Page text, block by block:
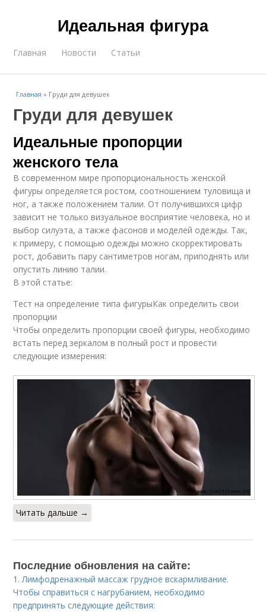
Идеальная фигура
Главная Новости Статьи
Главная » Груди для девушек
Груди для девушек
Идеальные пропорции
женского тела
В современном мире пропорциональность женской
фигуры определяется ростом, соотношением туловища и
ног, а также положением талии. От получившихся цифр
зависит не только визуальное восприятие человека, но и
выбор силуэта, а также фасонов и моделей одежды. Так,
к примеру, с помощью одежды можно скорректировать
рост, добавить пару сантиметров ногам, приподнять или
опустить линию талии.
В этой статье:
Тест на определение типа фигурыКак определить свои
пропорции
Чтобы определить пропорции своей фигуры, необходимо
встать перед зеркалом в полный рост и провести
следующие измерения:
Читать дальше →
Последние обновления на сайте:
1.Лимфодренажный массаж грудное вскармливание.
Чтобы справиться с нагрубанием, необходимо
предпринять следующие действия: